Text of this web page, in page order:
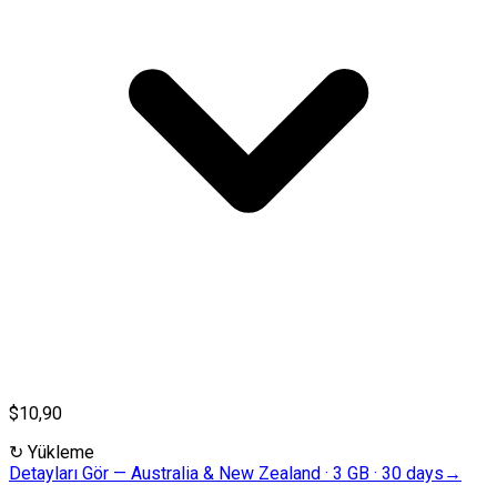
$10,90
↻ Yükleme
Detayları Gör — Australia & New Zealand · 3 GB · 30 days →